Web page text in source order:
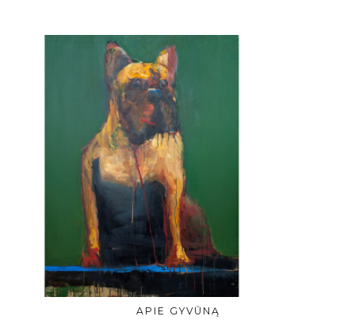
Į KREPŠELĮ
APIE GYVŪNĄ